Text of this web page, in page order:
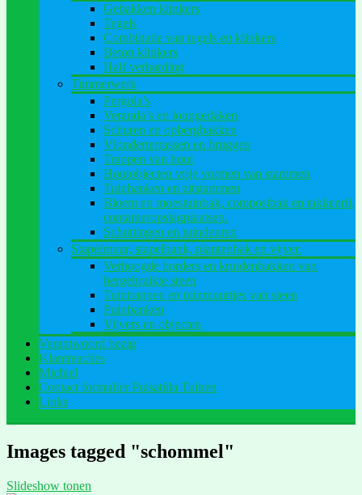
Gebakken klinkers
Tegels
Combinatie van tegels en klinkers
Beton klinkers
Half verharding
Timmerwerk
Pergola’s
Veranda’s en loungedaken
Schuren en opbergbakken
Vlonderterrassen en bruggen
Trappen van hout
Houtobjecten vrije vormen van stammen
Tuinbanken en zitstammen
Bloem en moestuinbak, compostbak en takkenril,
containeropslagplaatsen.
Schuttingen en tuindeuren
Stapelmuur, stapelbank, plantenbak en vijver.
Verhoogde borders en kruidenbakken van
hergebruikte steen
Tuintrappen en tuinmuurtjes van steen
Puinbanken
Vijvers en objecten
Verantwoord bezig
Klantreacties
Michiel
Contact formulier Pulsatilla Tuinen
Links
Images tagged "schommel"
Slideshow tonen